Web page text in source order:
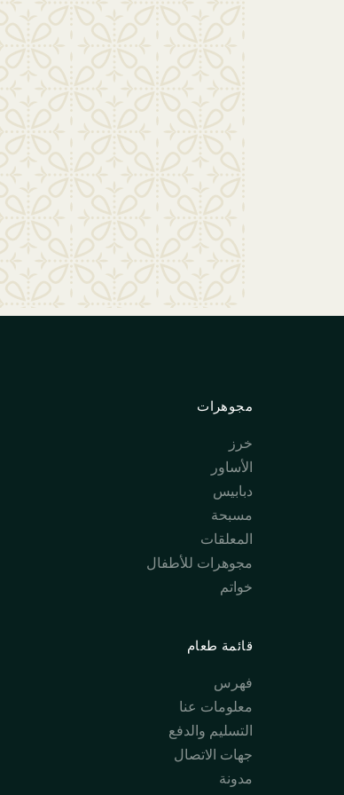
مجوهرات
خرز
الأساور
دبابيس
مسبحة
المعلقات
مجوهرات للأطفال
خواتم
قائمة طعام
فهرس
معلومات عنا
التسليم والدفع
جهات الاتصال
مدونة